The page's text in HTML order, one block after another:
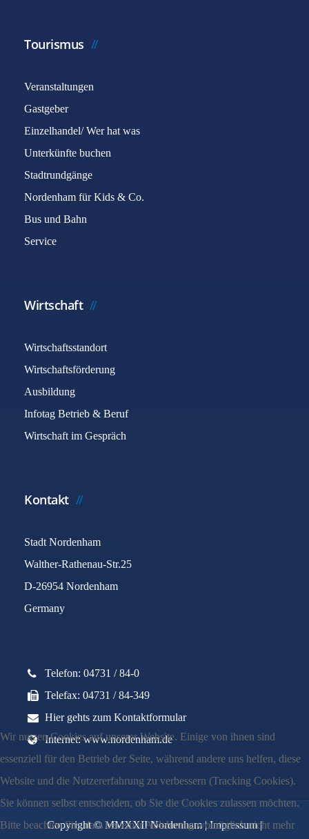
Tourismus
Veranstaltungen
Gastgeber
Einzelhandel/ Wer hat was
Unterkünfte buchen
Stadtrundgänge
Nordenham für Kids & Co.
Bus und Bahn
Service
Wirtschaft
Wirtschaftsstandort
Wirtschaftsförderung
Ausbildung
Infotag Betrieb & Beruf
Wirtschaft im Gespräch
Kontakt
Stadt Nordenham
Walther-Rathenau-Str.25
D-26954 Nordenham
Germany
Telefon: 04731 / 84-0
Telefax: 04731 / 84-349
Hier gehts zum Kontaktformular
Internet: www.nordenham.de
Copyright © MMXXII Nordenham |Impressum|
Wir nutzen Cookies auf unserer Website. Einige von ihnen sind
essenziell für den Betrieb der Seite, während andere uns helfen, diese
Website und die Nutzererfahrung zu verbessern (Tracking Cookies).
Sie können selbst entscheiden, ob Sie die Cookies zulassen möchten.
Bitte beachten Sie, dass bei einer Ablehnung womöglich nicht mehr